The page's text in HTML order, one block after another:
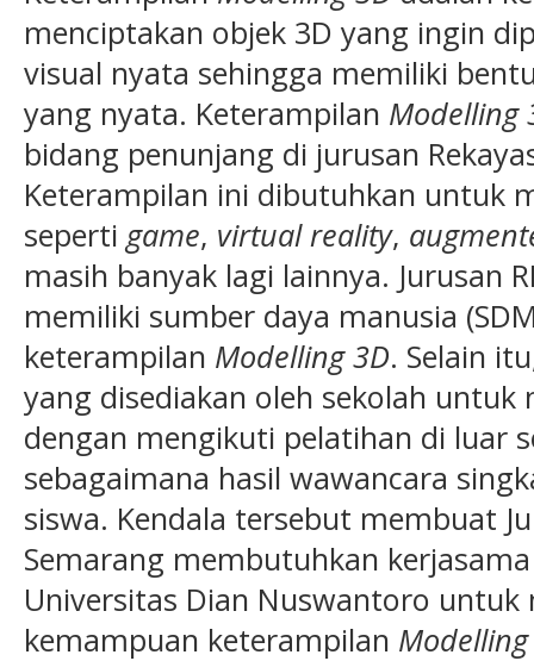
menciptakan objek 3D yang ingin
visual nyata sehingga memiliki
yang nyata. Keterampilan Modelling
bidang penunjang di jurusan
Keterampilan ini dibutuhkan untuk
seperti game, virtual reality,
masih banyak lagi lainnya. Jurusan
memiliki sumber daya manusia
keterampilan Modelling 3D. Selain
yang disediakan oleh sekolah
dengan mengikuti pelatihan di luar
sebagaimana hasil wawancara
siswa. Kendala tersebut membuat
Semarang membutuhkan
Universitas Dian Nuswantoro
kemampuan keterampilan